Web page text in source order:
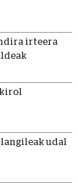
irteera
kirol
udal